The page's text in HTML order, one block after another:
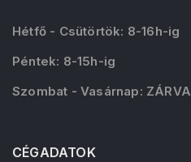
Hétfő - Csütörtök: 8-16h-ig
Péntek: 8-15h-ig
Szombat - Vasárnap: ZÁRVA
CÉGADATOK